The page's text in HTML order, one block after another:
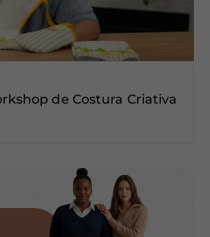
de Costura Criativa